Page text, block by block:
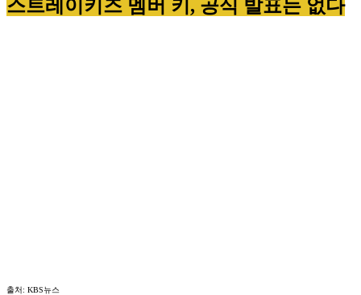
스트레이키즈 멤버 키, 공식 발표는 없다
출처: KBS뉴스